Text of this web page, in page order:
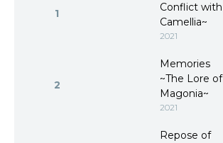
1
Conflict with
Camellia~
2021
2
Memories
~The Lore of
Magonia~
2021
Repose of